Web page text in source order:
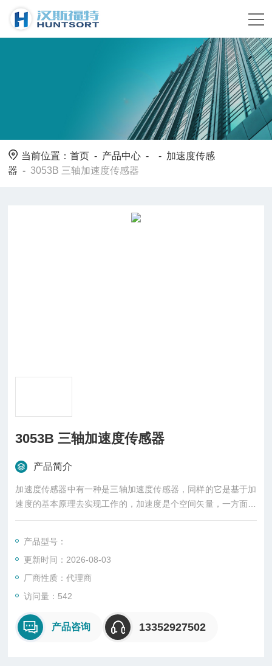
当前位置：首页 - 产品中心 - - 加速度传感
器 -3053B 三轴加速度传感器
3053B 三轴加速度传感器
产品简介
加速度传感器中有一种是三轴加速度传感器，同样的它是基于加
速度的基本原理去实现工作的，加速度是个空间矢量，一方面，
要准确了解物体的运动状态，必须测得其三个坐标轴上的分量；
加速度传感器来检测加速度信号
产品型号：
更新时间：2026-08-03
厂商性质：代理商
访问量：542
产品咨询 13352927502